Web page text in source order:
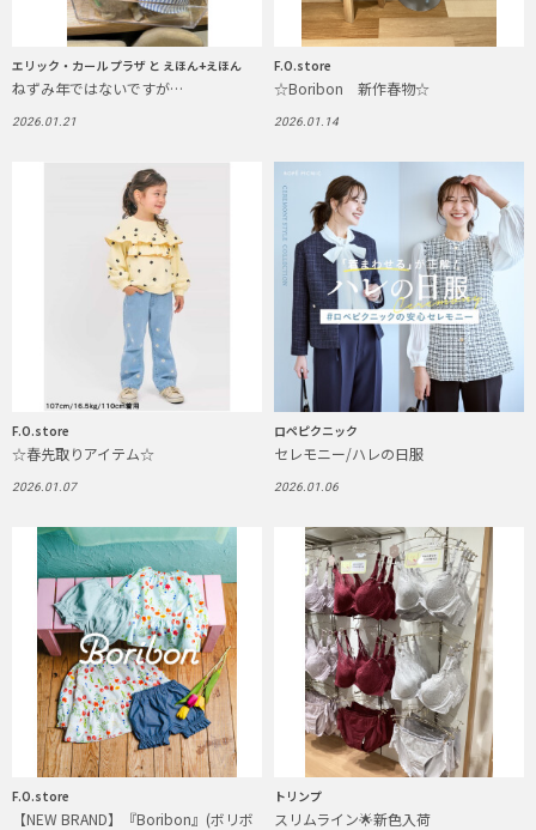
エリック・カール プラザ と えほん+えほん
ねずみ年ではないですが…
2026.01.21
F.O.store
☆Boribon 新作春物☆
2026.01.14
F.O.store
☆春先取りアイテム☆
2026.01.07
ロペピクニック
セレモニー/ハレの日服
2026.01.06
F.O.store
【NEW BRAND】『Boribon』(ボリボ
トリンプ
スリムライン🌟新色入荷